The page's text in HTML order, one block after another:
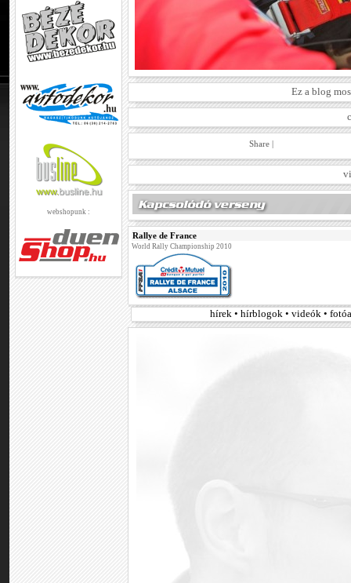
webshopunk :
Ez a blog
Share |
Rallye de France
World Rally Championship 2010
hírek • hírblogok • videók •